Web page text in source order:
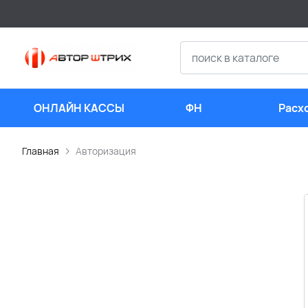
ОНЛАЙН КАССЫ ФН
Главная Авторизация